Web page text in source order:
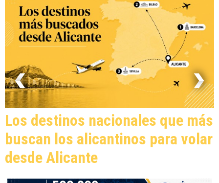
Los destinos nacionales que más
buscan los alicantinos para volar
desde Alicante